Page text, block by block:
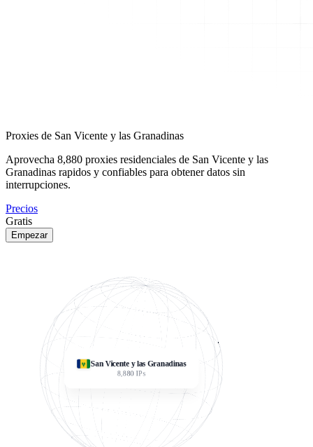
Proxies de San Vicente y las Granadinas
Aprovecha 8,880 proxies residenciales de San Vicente y las
Granadinas rapidos y confiables para obtener datos sin
interrupciones.
Precios
Gratis
Empezar
San Vicente y las Granadinas
8,880IPs